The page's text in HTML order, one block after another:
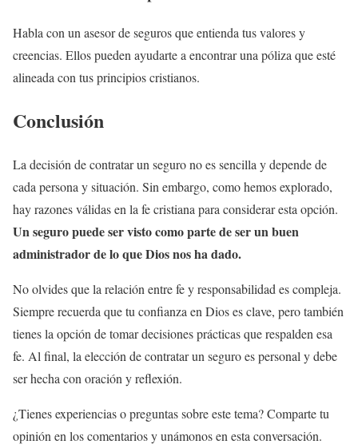
Habla con un asesor de seguros que entienda tus valores y
creencias. Ellos pueden ayudarte a encontrar una póliza que esté
alineada con tus principios cristianos.
Conclusión
La decisión de contratar un seguro no es sencilla y depende de
cada persona y situación. Sin embargo, como hemos explorado,
hay razones válidas en la fe cristiana para considerar esta opción.
Un seguro puede ser visto como parte de ser un buen
administrador de lo que Dios nos ha dado.
No olvides que la relación entre fe y responsabilidad es compleja.
Siempre recuerda que tu confianza en Dios es clave, pero también
tienes la opción de tomar decisiones prácticas que respalden esa
fe. Al final, la elección de contratar un seguro es personal y debe
ser hecha con oración y reflexión.
¿Tienes experiencias o preguntas sobre este tema? Comparte tu
opinión en los comentarios y unámonos en esta conversación.